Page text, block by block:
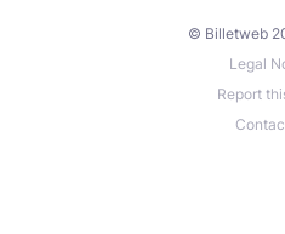
© Billetweb
Legal
Report